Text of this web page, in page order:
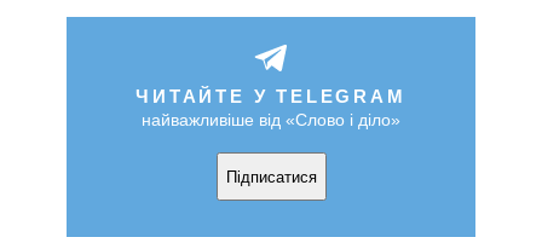
ЧИТАЙТЕ У TELEGRAM
найважливіше від «Слово і діло»
Підписатися